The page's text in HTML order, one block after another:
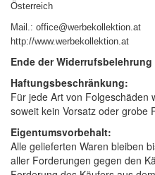
Österreich
Mail.: office@werbekollektion.at
http://www.werbekollektion.at
Ende der Widerrufsbelehrung
Haftungsbeschränkung:
Für jede Art von Folgeschäden
soweit kein Vorsatz oder grobe
Eigentumsvorbehalt:
Alle gelieferten Waren bleiben
aller Forderungen gegen den